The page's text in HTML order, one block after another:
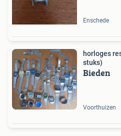
Enschede
horloges
stuks)
Bieden
Voorthuizen